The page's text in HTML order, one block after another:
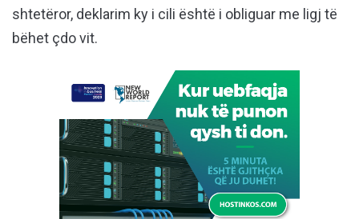
shtetëror, deklarim ky i cili është i obliguar me ligj të
bëhet çdo vit.